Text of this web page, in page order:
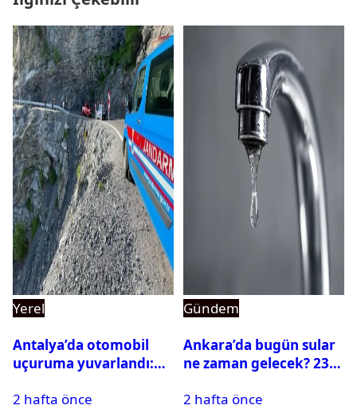
Yerel
Antalya’da otomobil
uçuruma yuvarlandı:
var
2 hafta önce
Gündem
Ankara’da bugün sular
ne zaman gelecek? 23
su kesintisi sorgulama
2 hafta önce